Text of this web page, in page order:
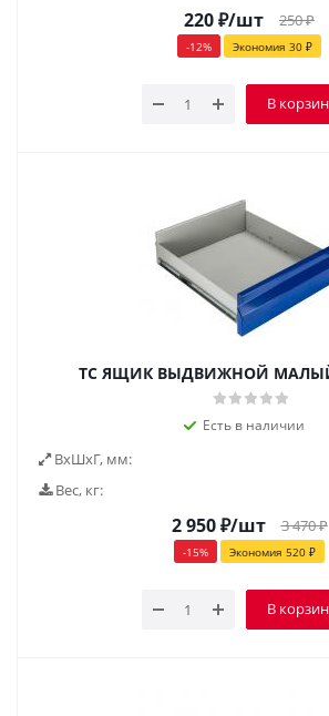
220₽/шт 250₽
-12% Экономия 30 ₽
В
TC ЯЩИК ВЫДВИЖНОЙ МАЛЫЙ
Есть в наличии
ВxШxГ, мм:
Вес, кг:
2 950₽/шт 3 470₽
-15% Экономия 520 ₽
В